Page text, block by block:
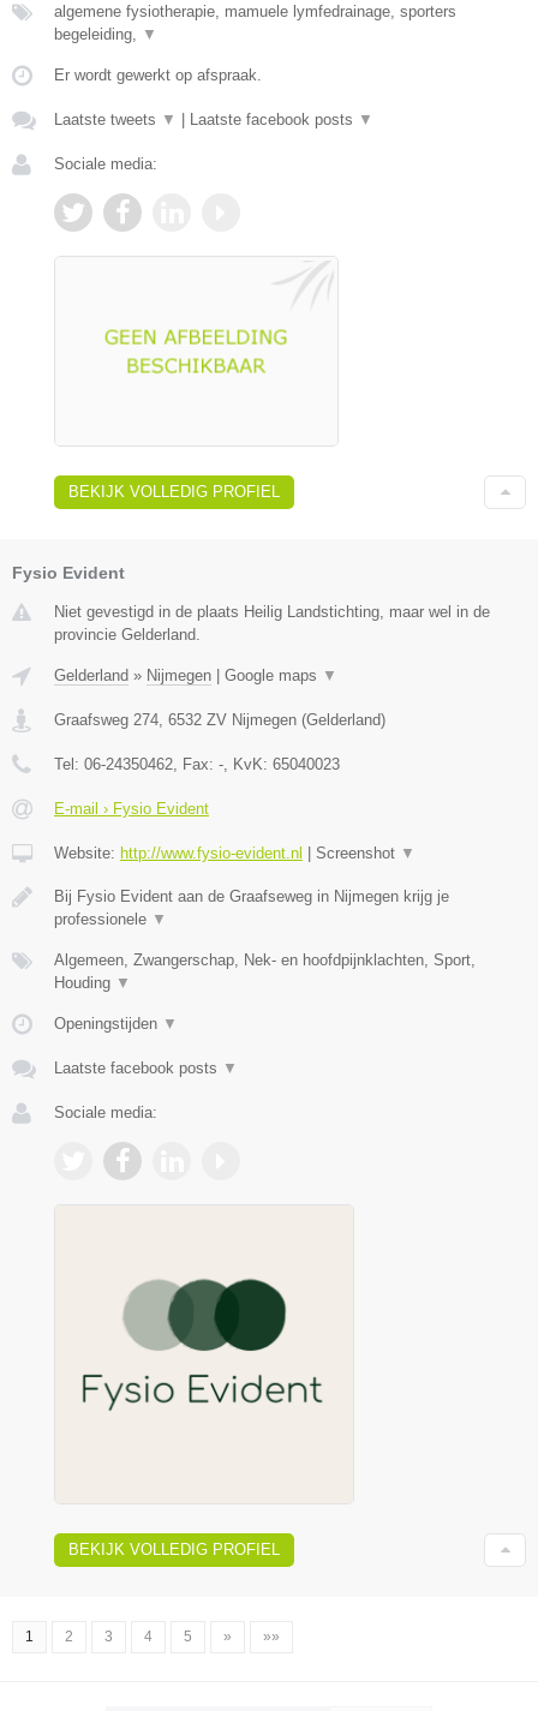
algemene fysiotherapie, mamuele lymfedrainage, sporters
begeleiding,
▼
Er wordt gewerkt op afspraak.
Laatste tweets ▼ Laatste facebook posts ▼
Sociale media:
BEKIJK VOLLEDIG PROFIEL
Fysio Evident
Niet gevestigd in de plaats Heilig Landstichting, maar wel in de
provincie Gelderland.
Gelderland » Nijmegen | Google maps ▼
Graafsweg 274 6532 ZV Nijmegen (Gelderland)
Tel: 06-24350462 , Fax: - , KvK: 65040023
E-mail › Fysio Evident
Website: http://www.fysio-evident.nl | Screenshot ▼
Bij Fysio Evident aan de Graafseweg in Nijmegen krijg je
professionele ▼
Algemeen, Zwangerschap, Nek- en hoofdpijnklachten, Sport,
Houding ▼
Openingstijden ▼
Laatste facebook posts ▼
Sociale media:
BEKIJK VOLLEDIG PROFIEL
1 2 3 4 5 » »»